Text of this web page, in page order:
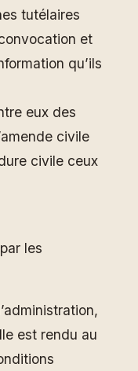
tutélaires
et
qu’ils
eux des
civile
civile ceux
les
est rendu au